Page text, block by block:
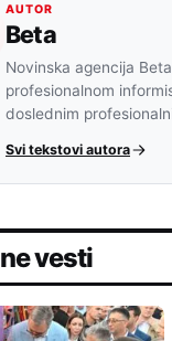
AUTOR
Beta
Novinska agencija
profesionalnom
doslednim
Svi tekstovi autora
vesti